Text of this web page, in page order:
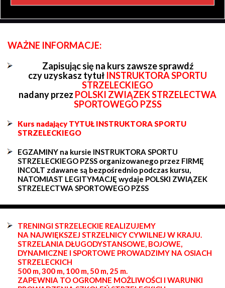
WAŻNE INFORMACJE:
Zapisując się na kurs zawsze sprawdź
czy uzyskasz tytuł INSTRUKTORA SPORTU
STRZELECKIEGO
nadany przez POLSKI ZWIĄZEK STRZELECTWA
SPORTOWEGO PZSS
Kurs nadający TYTUŁ INSTRUKTORA SPORTU
STRZELECKIEGO
EGZAMINY na kursie INSTRUKTORA SPORTU
STRZELECKIEGO PZSS organizowanego przez FIRMĘ
INCOLT zdawane są bezpośrednio podczas kursu,
NATOMIAST LEGITYMACJĘ wydaje POLSKI ZWIĄZEK
STRZELECTWA SPORTOWEGO PZSS
TRENINGI STRZELECKIE REALIZUJEMY
NA NAJWIĘKSZEJ STRZELNICY CYWILNEJ W KRAJU.
STRZELANIA DŁUGODYSTANSOWE, BOJOWE,
DYNAMICZNE I SPORTOWE PROWADZIMY NA OSIACH
STRZELECKICH
500 m, 300 m, 100 m, 50 m, 25 m.
ZAPEWNIA TO OGROMNE MOŻLIWOŚCI I WARUNKI